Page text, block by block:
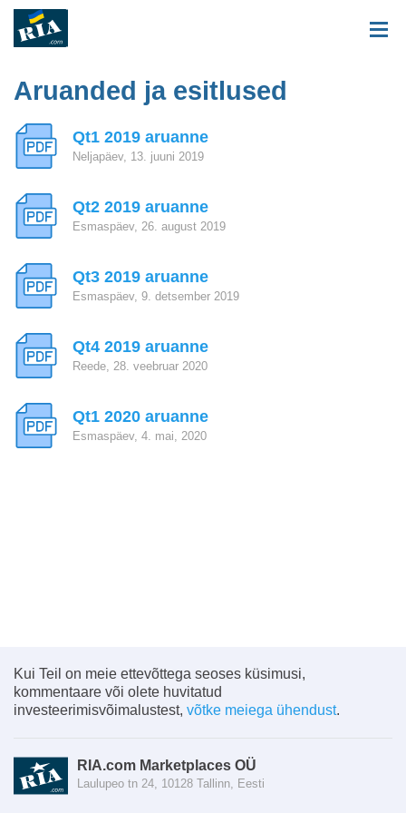
Aruanded ja esitlused
Qt1 2019 aruanne
Neljapäev, 13. juuni 2019
Qt2 2019 aruanne
Esmaspäev, 26. august 2019
Qt3 2019 aruanne
Esmaspäev, 9. detsember 2019
Qt4 2019 aruanne
Reede, 28. veebruar 2020
Qt1 2020 aruanne
Esmaspäev, 4. mai, 2020
Kui Teil on meie ettevõttega seoses küsimusi,
kommentaare või olete huvitatud
investeerimisvõimalustest, võtke meiega ühendust.
RIA.com Marketplaces OÜ
Laulupeo tn 24, 10128 Tallinn, Eesti